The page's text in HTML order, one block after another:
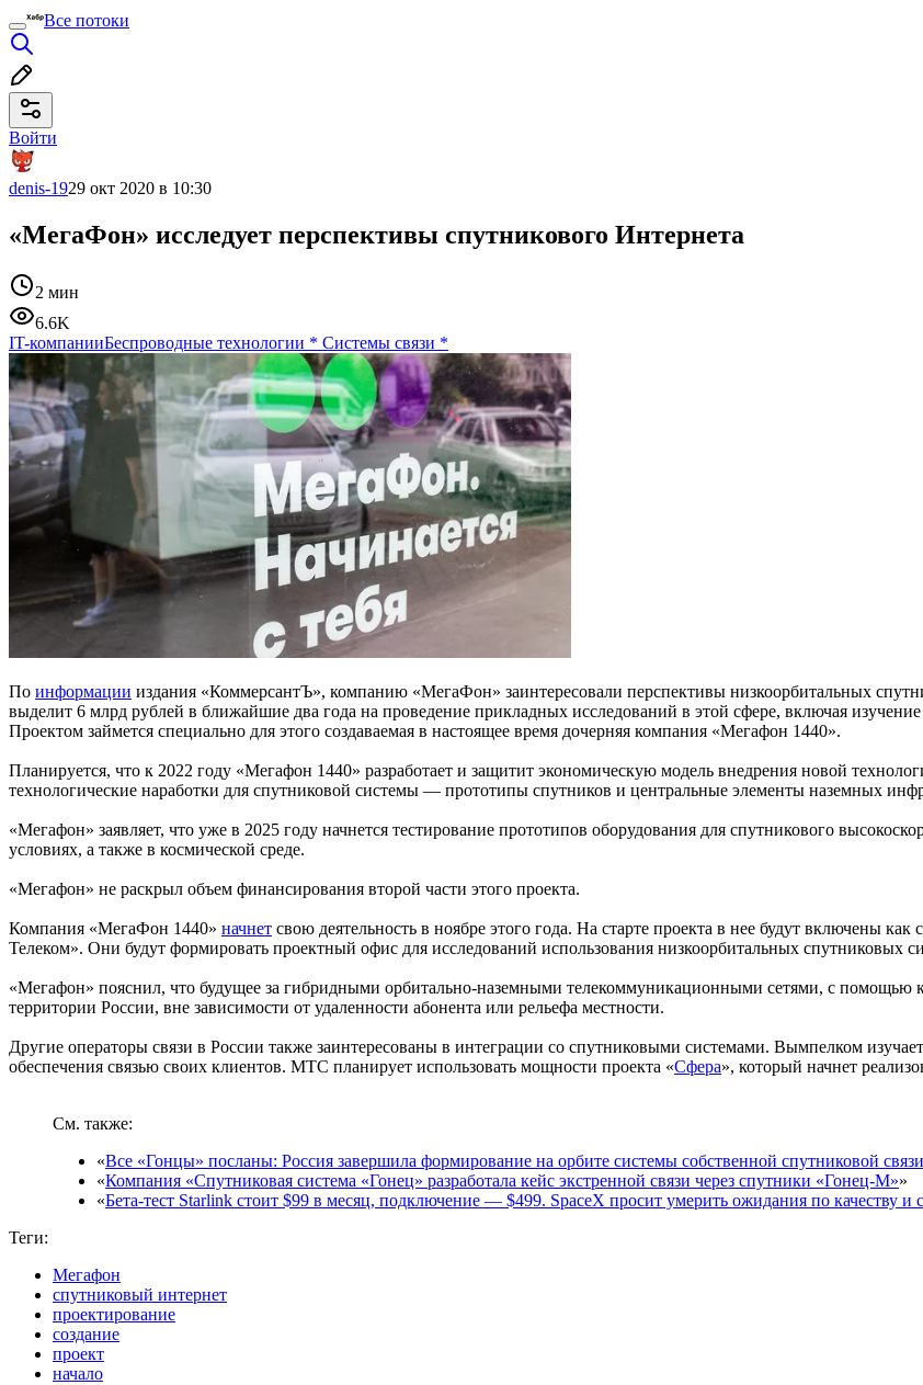
Все потоки
Войти
denis-1929 окт 2020 в 10:30
«МегаФон» исследует перспективы спутникового Интернета
2 мин
6.6K
IT-компанииБеспроводные технологии * Системы связи *
По информации издания «КоммерсантЪ», компанию «МегаФон» заинтересовали перспективы низкоорбитальных
выделит 6 млрд рублей в ближайшие два года на проведение прикладных исследований в этой сфере, включая
Проектом займется специально для этого создаваемая в настоящее время дочерняя компания «Мегафон 1440».
Планируется, что к 2022 году «Мегафон 1440» разработает и защитит экономическую модель внедрения новой
технологические наработки для спутниковой системы — прототипы спутников и центральные элементы наземных
«Мегафон» заявляет, что уже в 2025 году начнется тестирование прототипов оборудования для спутникового
условиях, а также в космической среде.
«Мегафон» не раскрыл объем финансирования второй части этого проекта.
Компания «МегаФон 1440» начнет свою деятельность в ноябре этого года. На старте проекта в нее будут
Телеком». Они будут формировать проектный офис для исследований использования низкоорбитальных спутниковых
«Мегафон» пояснил, что будущее за гибридными орбитально-наземными телекоммуникационными сетями, с помощью
территории России, вне зависимости от удаленности абонента или рельефа местности.
Другие операторы связи в России также заинтересованы в интеграции со спутниковыми системами. Вымпелком
обеспечения связью своих клиентов. МТС планирует использовать мощности проекта «Сфера», который начнет
См. также:
«Все «Гонцы» посланы: Россия завершила формирование на орбите системы собственной спутниковой связи
«Компания «Спутниковая система «Гонец» разработала кейс экстренной связи через спутники «Гонец-М»»
«Бета-тест Starlink стоит $99 в месяц, подключение — $499. SpaceX просит умерить ожидания по качеcтву и
Теги:
Мегафон
спутниковый интернет
проектирование
создание
проект
начало